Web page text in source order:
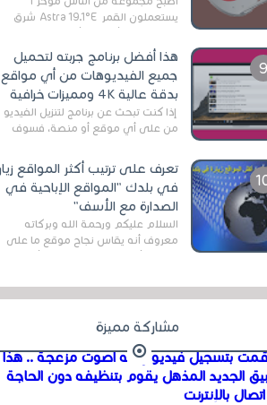
يستعملون القمر Astra 19.1°E شرق
وذلك بسبب أن هذا الأخير يتوفرعلى
قنوات مميزة جدا تنقل العديد من البرامج
اله...
هذا أفضل برنامج جربته لتحميل
جميع الفيديوهات من أي مواقع
بدقة عالية 4K ومميزات خرافية
إذا كنت تبحث عن برنامج لتنزيل الفيديو
من على أي موقع أو منصة، فسوف
الخاصة بالبرامج والتطبيقات في هذا
المج...
تعرف على ترتيب أكثر المواقع
في بلدك "المواقع الإباحية في
الصدارة مع الأسف"
السلام عليكم ورحمة الله وبركاته
معروف أنه يقاس نجاح موقع ما على
في...
مشاركة مميزة
بتسجيل فيديو وفيه أصوت مزعجة .. هذا
الجديد المذهل يقوم بتنظيفه دون الحاجة
بالإنترنت